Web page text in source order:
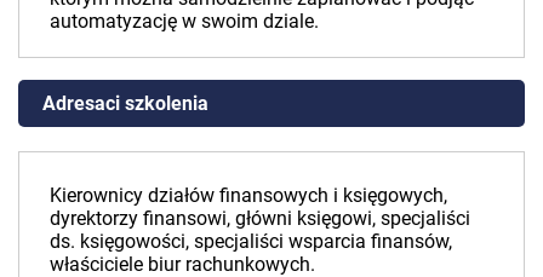
automatyzację w swoim dziale.
Adresaci szkolenia
Kierownicy działów finansowych i księgowych,
dyrektorzy finansowi, główni księgowi, specjaliści
ds. księgowości, specjaliści wsparcia finansów,
właściciele biur rachunkowych.